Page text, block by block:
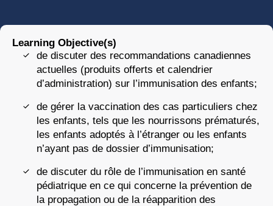
Learning Objective(s)
de discuter des recommandations canadiennes
actuelles (produits offerts et calendrier
d’administration) sur l’immunisation des enfants;
de gérer la vaccination des cas particuliers chez
les enfants, tels que les nourrissons prématurés,
les enfants adoptés à l’étranger ou les enfants
n’ayant pas de dossier d’immunisation;
de discuter du rôle de l’immunisation en santé
pédiatrique en ce qui concerne la prévention de
la propagation ou de la réapparition des